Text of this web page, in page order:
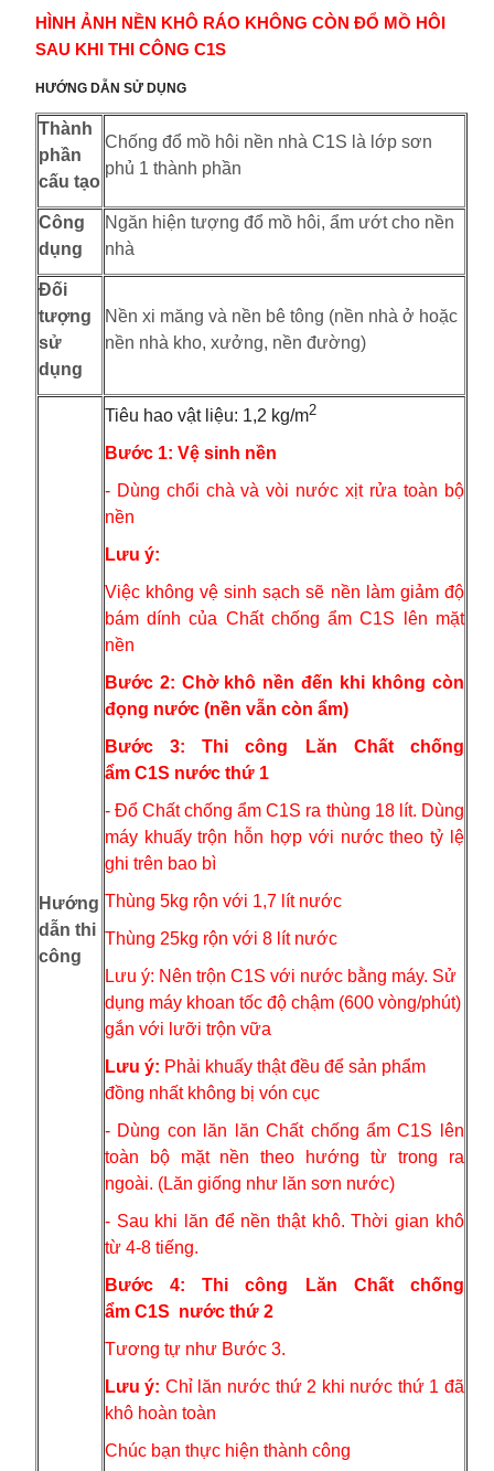
HÌNH ẢNH NỀN KHÔ RÁO KHÔNG CÒN ĐỔ MỒ HÔI
SAU KHI THI CÔNG C1S
HƯỚNG DẪN SỬ DỤNG
Thành
phần
cấu tạo
Chống đổ mồ hôi nền nhà C1S là lớp sơn
phủ 1 thành phần
Công
dụng
Ngăn hiện tượng đổ mồ hôi, ẩm ướt cho nền
nhà
Đối
tượng
sử
dụng
Nền xi măng và nền bê tông (nền nhà ở hoặc
nền nhà kho, xưởng, nền đường)
Hướng
dẫn thi
công
Tiêu hao vật liệu: 1,2 kg/m2
Bước 1: Vệ sinh nền
- Dùng chổi chà và vòi nước xịt rửa toàn bộ
nền
Lưu ý:
Việc không vệ sinh sạch sẽ nền làm giảm độ
bám dính của Chất chống ẩm C1S lên mặt
nền
Bước 2: Chờ khô nền đến khi không còn
đọng nước (nền vẫn còn ẩm)
Bước 3: Thi công Lăn Chất chống
ẩm C1S nước thứ 1
- Đổ Chất chống ẩm C1S ra thùng 18 lít. Dùng
máy khuấy trộn hỗn hợp với nước theo tỷ lệ
ghi trên bao bì
Thùng 5kg rộn với 1,7 lít nước
Thùng 25kg rộn với 8 lít nước
Lưu ý: Nên trộn C1S với nước bằng máy. Sử
dụng máy khoan tốc độ chậm (600 vòng/phút)
gắn với lưỡi trộn vữa
Lưu ý: Phải khuấy thật đều để sản phẩm
đồng nhất không bị vón cục
- Dùng con lăn lăn Chất chống ẩm C1S lên
toàn bộ mặt nền theo hướng từ trong ra
ngoài. (Lăn giống như lăn sơn nước)
- Sau khi lăn để nền thật khô. Thời gian khô
từ 4-8 tiếng.
Bước 4: Thi công Lăn Chất chống
ẩm C1S nước thứ 2
Tương tự như Bước 3.
Lưu ý: Chỉ lăn nước thứ 2 khi nước thứ 1 đã
khô hoàn toàn
Chúc bạn thực hiện thành công